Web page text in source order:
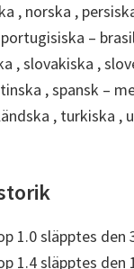
, norska ,
–
, slovakiska ,
, spansk –
, turkiska ,
1.0 släpptes den
1.4 släpptes den